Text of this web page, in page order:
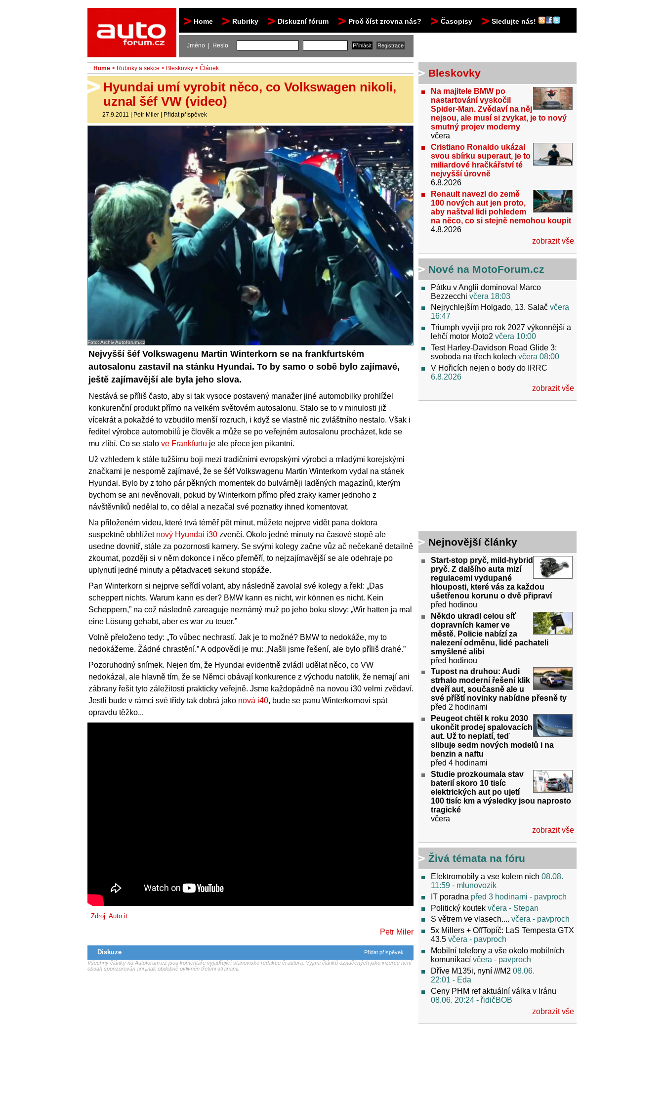
Home Rubriky Diskuzní fórum Proč číst zrovna nás? Časopisy Sledujte nás!
Jméno | Heslo
Home > Rubriky a sekce > Bleskovky > Článek
Hyundai umí vyrobit něco, co Volkswagen nikoli,
uznal šéf VW (video)
27.9.2011 | Petr Miler | Přidat příspěvek
Foto: Archiv Autoforum.cz
Nejvyšší šéf Volkswagenu Martin Winterkorn se na frankfurtském
autosalonu zastavil na stánku Hyundai. To by samo o sobě bylo zajímavé,
ještě zajímavější ale byla jeho slova.
Nestává se příliš často, aby si tak vysoce postavený manažer jiné automobilky prohlížel
konkurenční produkt přímo na velkém světovém autosalonu. Stalo se to v minulosti již
vícekrát a pokaždé to vzbudilo menší rozruch, i když se vlastně nic zvláštního nestalo. Však i
ředitel výrobce automobilů je člověk a může se po veřejném autosalonu procházet, kde se
mu zlíbí. Co se stalo ve Frankfurtu je ale přece jen pikantní.
Už vzhledem k stále tužšímu boji mezi tradičními evropskými výrobci a mladými korejskými
značkami je nesporně zajímavé, že se šéf Volkswagenu Martin Winterkorn vydal na stánek
Hyundai. Bylo by z toho pár pěkných momentek do bulvárněji laděných magazínů, kterým
bychom se ani nevěnovali, pokud by Winterkorn přímo před zraky kamer jednoho z
návštěvníků nedělal to, co dělal a nezačal své poznatky ihned komentovat.
Na přiloženém videu, které trvá téměř pět minut, můžete nejprve vidět pana doktora
suspektně obhlížet nový Hyundai i30 zvenčí. Okolo jedné minuty na časové stopě ale
usedne dovnitř, stále za pozornosti kamery. Se svými kolegy začne vůz ač nečekaně detailně
zkoumat, později si v něm dokonce i něco přeměří, to nejzajímavější se ale odehraje po
uplynutí jedné minuty a pětadvaceti sekund stopáže.
Pan Winterkorn si nejprve seřídí volant, aby následně zavolal své kolegy a řekl: „Das
scheppert nichts. Warum kann es der? BMW kann es nicht, wir können es nicht. Kein
Scheppern,” na což následně zareaguje neznámý muž po jeho boku slovy: „Wir hatten ja mal
eine Lösung gehabt, aber es war zu teuer.”
Volně přeloženo tedy: „To vůbec nechrastí. Jak je to možné? BMW to nedokáže, my to
nedokážeme. Žádné chrastění.” A odpovědí je mu: „Našli jsme řešení, ale bylo příliš drahé.”
Pozoruhodný snímek. Nejen tím, že Hyundai evidentně zvládl udělat něco, co VW
nedokázal, ale hlavně tím, že se Němci obávají konkurence z východu natolik, že nemají ani
zábrany řešit tyto záležitosti prakticky veřejně. Jsme každopádně na novou i30 velmi zvědaví.
Jestli bude v rámci své třídy tak dobrá jako nová i40, bude se panu Winterkornovi spát
opravdu těžko...
Zdroj: Auto.it
Petr Miler
Diskuze
Přidat příspěvek
Všechny články na Autoforum.cz jsou komentáře vyjadřující stanovisko redakce či autora. Vyjma článků označených jako inzerce není
obsah sponzorován ani jinak obdobně ovlivněn třetími stranami.
Bleskovky
Na majitele BMW po
nastartování vyskočil
Spider-Man. Zvědaví na něj
nejsou, ale musí si zvykat, je to nový
smutný projev moderny
včera
Cristiano Ronaldo ukázal
svou sbírku superaut, je to
miliardové hračkářství té
nejvyšší úrovně
6.8.2026
Renault navezl do země
100 nových aut jen proto,
aby naštval lidi pohledem
na něco, co si stejně nemohou koupit
4.8.2026
zobrazit vše
Nové na MotoForum.cz
Pátku v Anglii dominoval Marco
Bezzecchi včera 18:03
Nejrychlejším Holgado, 13. Salač včera
16:47
Triumph vyvíjí pro rok 2027 výkonnější a
lehčí motor Moto2 včera 10:00
Test Harley-Davidson Road Glide 3:
svoboda na třech kolech včera 08:00
V Hořicích nejen o body do IRRC
6.8.2026
zobrazit vše
Nejnovější články
Start-stop pryč, mild-hybrid
pryč. Z dalšího auta mizí
regulacemi vydupané
hlouposti, které vás za každou
ušetřenou korunu o dvě připraví
před hodinou
Někdo ukradl celou síť
dopravních kamer ve
městě. Policie nabízí za
nalezení odměnu, lidé pachateli
smyšlené alibi
před hodinou
Tupost na druhou: Audi
strhalo moderní řešení klik
dveří aut, současně ale u
své příští novinky nabídne přesně ty
před 2 hodinami
Peugeot chtěl k roku 2030
ukončit prodej spalovacích
aut. Už to neplatí, teď
slibuje sedm nových modelů i na
benzin a naftu
před 4 hodinami
Studie prozkoumala stav
baterií skoro 10 tisíc
elektrických aut po ujetí
100 tisíc km a výsledky jsou naprosto
tragické
včera
zobrazit vše
Živá témata na fóru
Elektromobily a vse kolem nich 08.08.
11:59 - mlunovozík
IT poradna před 3 hodinami - pavproch
Politický koutek včera - Stepan
S větrem ve vlasech.... včera - pavproch
5x Millers + OffTopíč: LaS Tempesta GTX
43.5 včera - pavproch
Mobilní telefony a vše okolo mobilních
komunikací včera - pavproch
Dříve M135i, nyní ///M2 08.06.
22:01 - Eda
Ceny PHM ref aktuální válka v Iránu
08.06. 20:24 - řidičBOB
zobrazit vše